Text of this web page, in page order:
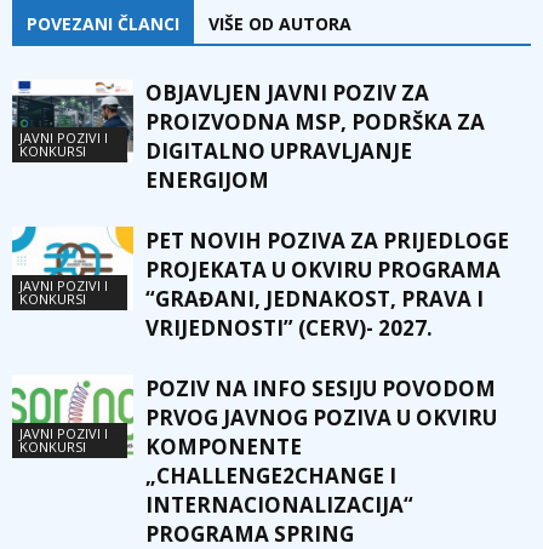
POVEZANI ČLANCI VIŠE OD AUTORA
JAVNI POZIVI I
KONKURSI
OBJAVLJEN JAVNI POZIV ZA
PROIZVODNA MSP, PODRŠKA ZA
DIGITALNO UPRAVLJANJE
ENERGIJOM
JAVNI POZIVI I
KONKURSI
PET NOVIH POZIVA ZA PRIJEDLOGE
PROJEKATA U OKVIRU PROGRAMA
“GRAĐANI, JEDNAKOST, PRAVA I
VRIJEDNOSTI” (CERV)- 2027.
JAVNI POZIVI I
KONKURSI
POZIV NA INFO SESIJU POVODOM
PRVOG JAVNOG POZIVA U OKVIRU
KOMPONENTE
„CHALLENGE2CHANGE I
INTERNACIONALIZACIJA“
PROGRAMA SPRING